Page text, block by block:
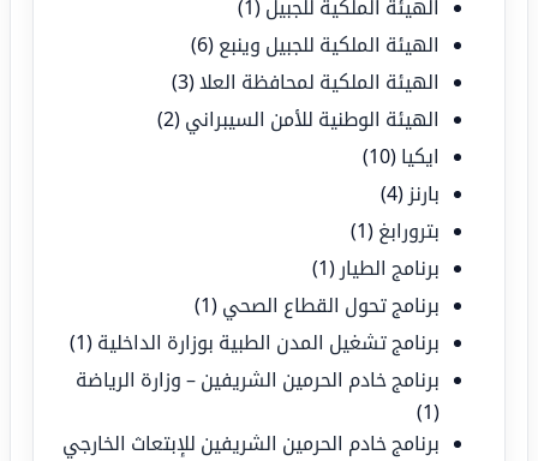
الهيئة الملكية للجبيل (1)
الهيئة الملكية للجبيل وينبع (6)
الهيئة الملكية لمحافظة العلا(3)
الهيئة الوطنية للأمن السيبراني (2)
ايكيا (10)
بارنز (4)
بترورابغ (1)
برنامج الطيار (1)
برنامج تحول القطاع الصحي (1)
برنامج تشغيل المدن الطبية بوزارة الداخلية (1)
برنامج خادم الحرمين الشريفين – وزارة الرياضة
(1)
برنامج خادم الحرمين الشريفين للإبتعاث الخارجي